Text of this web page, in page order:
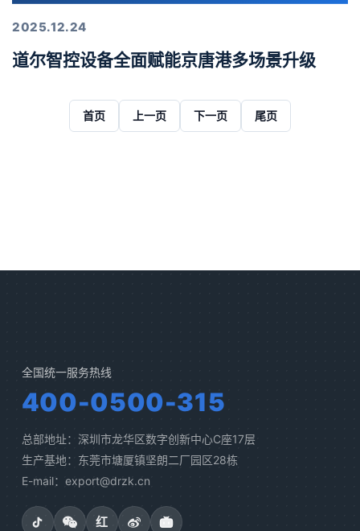
2025.12.24
道尔智控设备全面赋能京唐港多场景升级
首页 上一页 下一页 尾页
全国统一服务热线
400-0500-315
总部地址：深圳市龙华区数字创新中心C座17层
生产基地：东莞市塘厦镇坚朗二厂园区28栋
E-mail：export@drzk.cn
红